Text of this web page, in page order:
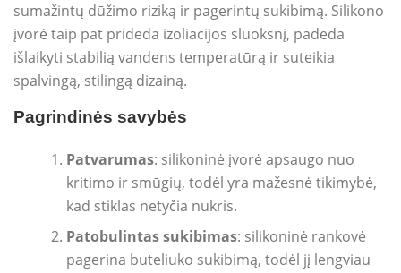
sumažintų dūžimo riziką ir pagerintų sukibimą. Silikono
įvorė taip pat prideda izoliacijos sluoksnį, padeda
išlaikyti stabilią vandens temperatūrą ir suteikia
spalvingą, stilingą dizainą.
Pagrindinės savybės
Patvarumas: silikoninė įvorė apsaugo nuo
kritimo ir smūgių, todėl yra mažesnė tikimybė,
kad stiklas netyčia nukris.
Patobulintas sukibimas: silikoninė rankovė
pagerina buteliuko sukibimą, todėl jį lengviau